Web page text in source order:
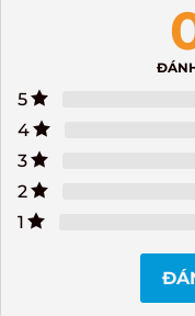
5
4
3
2
1